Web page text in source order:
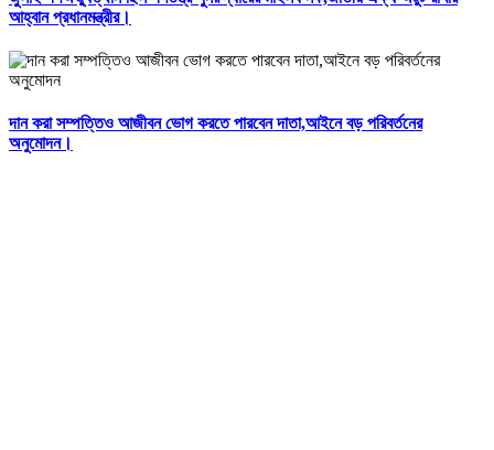
আহ্বান প্রধানমন্ত্রীর।
দান করা সম্পত্তিও আজীবন ভোগ করতে পারবেন দাতা,আইনে বড় পরিবর্তনের
অনুমোদন।